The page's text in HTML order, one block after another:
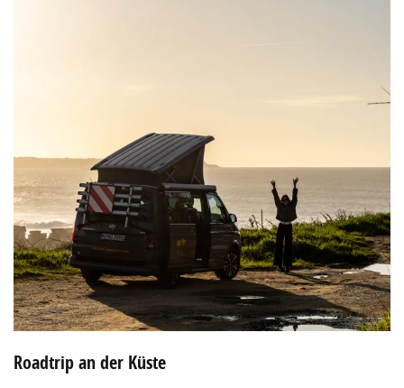
Roadtrip an der Küste